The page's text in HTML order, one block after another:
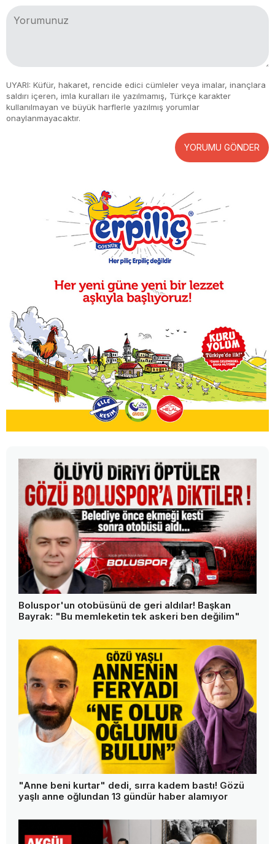
UYARI: Küfür, hakaret, rencide edici cümleler veya imalar, inançlara
saldırı içeren, imla kuralları ile yazılmamış, Türkçe karakter
kullanılmayan ve büyük harflerle yazılmış yorumlar
onaylanmayacaktır.
YORUMU GÖNDER
Boluspor'un otobüsünü de geri aldılar! Başkan
Bayrak: "Bu memleketin tek askeri ben değilim"
"Anne beni kurtar" dedi, sırra kadem bastı! Gözü
yaşlı anne oğlundan 13 gündür haber alamıyor